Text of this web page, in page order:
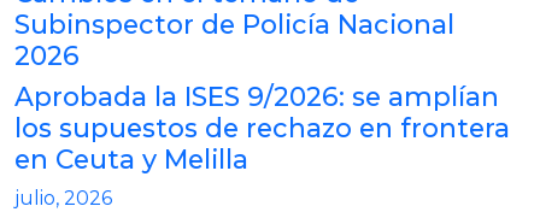
Subinspector de Policía Nacional
2026
Aprobada la ISES 9/2026: se amplían
los supuestos de rechazo en frontera
en Ceuta y Melilla
julio, 2026